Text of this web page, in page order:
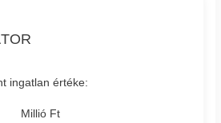
ingatlan értéke:
Millió Ft